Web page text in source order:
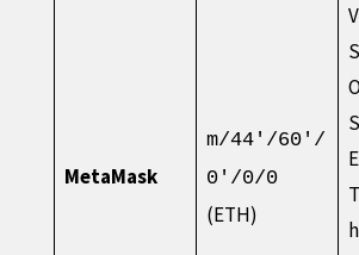
MetaMask
m/44'/60'/
0'/0/0
(ETH)